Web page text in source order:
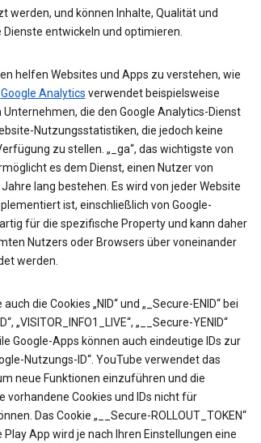
werden, und können Inhalte, Qualität und
Dienste entwickeln und optimieren.
helfen Websites und Apps zu verstehen, wie
Google Analytics verwendet beispielsweise
die den Google Analytics-Dienst
Nutzungsstatistiken, die jedoch keine
zu stellen. „_ga“, das wichtigste von
es dem Dienst, einen Nutzer von
lang bestehen. Es wird von jeder Website
ist, einschließlich von Google-
für die spezifische Property und kann daher
Nutzers oder Browsers über voneinander
werden.
die Cookies „NID“ und „_Secure-ENID“ bei
„VISITOR_INFO1_LIVE“, „__Secure-YENID“
Google-Apps können auch eindeutige IDs zur
Nutzungs-ID“. YouTube verwendet das
neue Funktionen einzuführen und die
Cookies und IDs nicht für
Das Cookie „__Secure-ROLLOUT_TOKEN“
App wird je nach Ihren Einstellungen eine